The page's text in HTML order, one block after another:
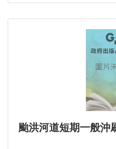
颱洪河道短期一般沖